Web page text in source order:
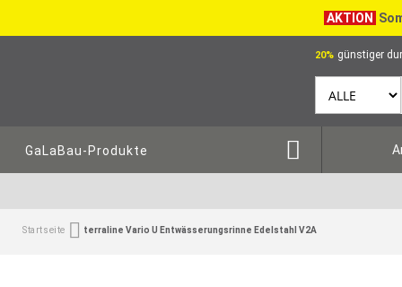
AKTION
20% günstiger
GaLaBau-Produkte
Startseite terraline Vario U Entwässerungsrinne Edelstahl V2A